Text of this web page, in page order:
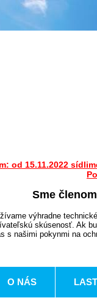
od 15.11.2022
Sme
výhradne
skúsenosť. Ak
s našimi pokynmi na
O NÁS